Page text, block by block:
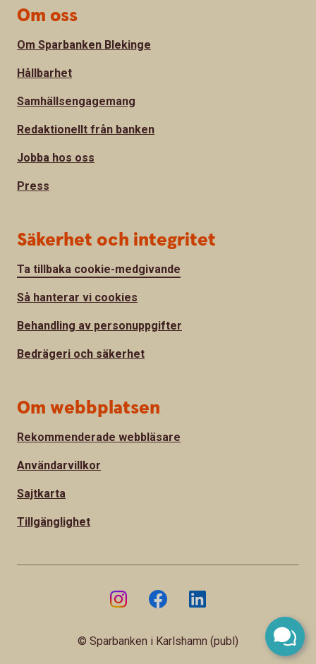
Om oss
Om Sparbanken Blekinge
Hållbarhet
Samhällsengagemang
Redaktionellt från banken
Jobba hos oss
Press
Säkerhet och integritet
Ta tillbaka cookie-medgivande
Så hanterar vi cookies
Behandling av personuppgifter
Bedrägeri och säkerhet
Om webbplatsen
Rekommenderade webbläsare
Användarvillkor
Sajtkarta
Tillgänglighet
© Sparbanken i Karlshamn (publ)